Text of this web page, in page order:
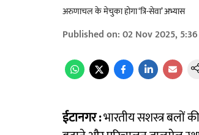
अरुणाचल के मेचुका होगा ‘त्रि-सेवा’ अभ्यास
Published on:02 Nov 2025,
ईटानगर :भारतीय सशस्त्र